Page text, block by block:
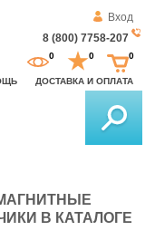
Вход
8 (800) 7758-207
ДОСТАВКА И ОПЛАТА
0 0 0
В КАТАЛОГЕ